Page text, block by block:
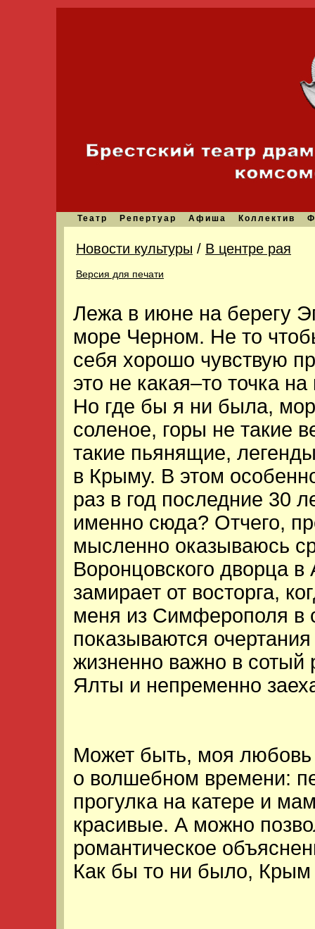
Театр Репертуар Афиша Коллектив
Новости культуры / В центре рая
Версия для печати
Лежа в июне на берегу
море Черном. Не то
себя хорошо чувствую
это не какая–то точка
Но где бы я ни была,
соленое, горы не такие
такие пьянящие,
в Крыму. В этом
раз в год последние 30
именно сюда? Отчего,
мысленно оказываюсь
Воронцовского дворца
замирает от восторга,
меня из Симферополя в
показываются
жизненно важно в сотый
Ялты и непременно
Может быть, моя
о волшебном времени:
прогулка на катере и
красивые. А можно
романтическое
Как бы то ни было,